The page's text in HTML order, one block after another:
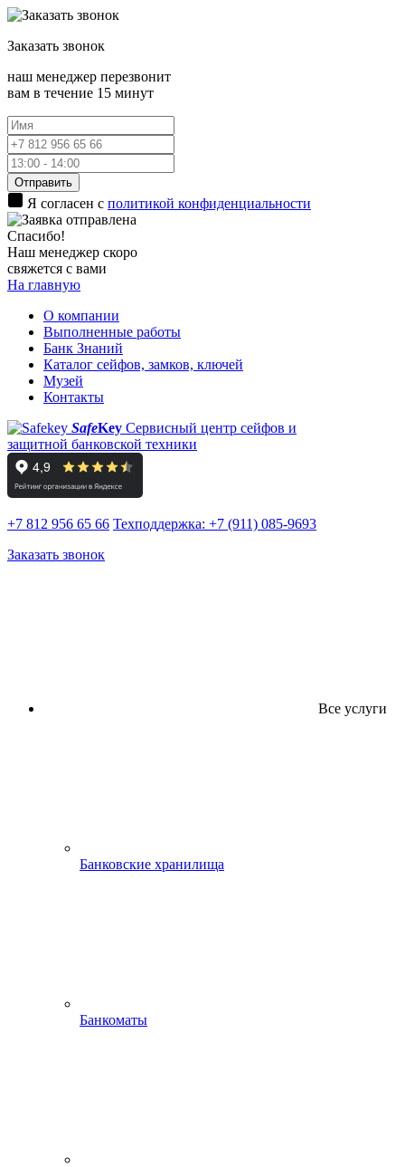
Заказать звонок
наш менеджер перезвонит
вам в течение 15 минут
Отправить
Я согласен с политикой конфиденциальности
Спасибо!
Наш менеджер скоро
свяжется с вами
На главную
О компании
Выполненные работы
Банк Знаний
Каталог сейфов, замков, ключей
Музей
Контакты
SafeKey Сервисный центр сейфов и
защитной банковской техники
+7 812 956 65 66 Техподдержка: +7 (911) 085-9693
Заказать звонок
Все услуги
Банковские хранилища
Банкоматы